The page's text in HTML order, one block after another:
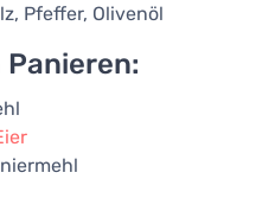
Pfeffer, Olivenöl
Panieren: